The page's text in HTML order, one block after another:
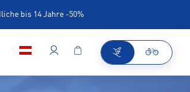
bis 14 Jahre -50%